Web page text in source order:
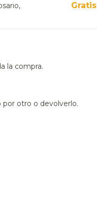
Gratis
la compra.
otro o devolverlo.